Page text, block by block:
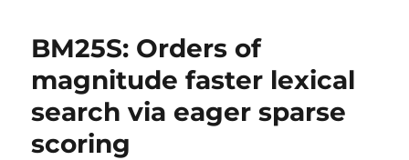
BM25S: Orders of
magnitude faster lexical
search via eager sparse
scoring